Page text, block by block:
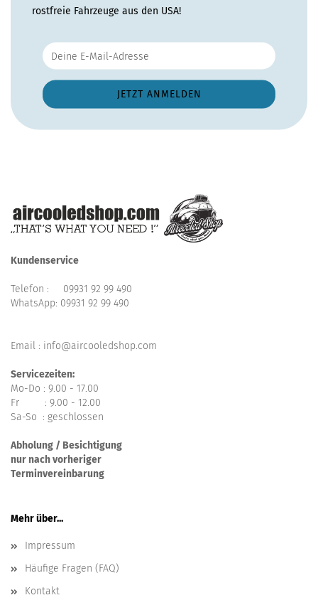
rostfreie Fahrzeuge aus den USA!
Kundenservice
Telefon : 09931 92 99 490
WhatsApp: 09931 92 99 490
Email : info@aircooledshop.com
Servicezeiten:
Mo-Do : 9.00 - 17.00
Fr : 9.00 - 12.00
Sa-So : geschlossen
Abholung / Besichtigung
nur nach vorheriger
Terminvereinbarung
Mehr über...
Impressum
Häufige Fragen (FAQ)
Kontakt